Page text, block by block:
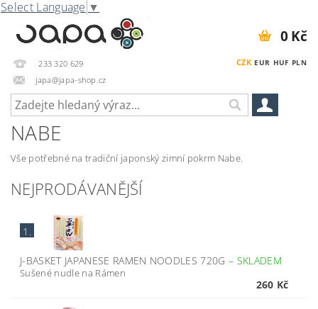
Select Language ▼
233 320 629
japa@japa-shop.cz
CZK EUR HUF PLN
0 Kč
NABE
Vše potřebné na tradiční japonský zimní pokrm Nabe.
NEJPRODÁVANĚJŠÍ
1.
J-BASKET JAPANESE RAMEN NOODLES 720G – SKLADEM
Sušené nudle na Rámen
260 Kč